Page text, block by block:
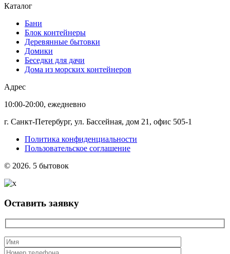
Каталог
Бани
Блок контейнеры
Деревянные бытовки
Домики
Беседки для дачи
Дома из морских контейнеров
Адрес
10:00-20:00, ежедневно
г. Санкт-Петербург, ул. Бассейная, дом 21, офис 505-1
Политика конфиденциальности
Пользовательское соглашение
© 2026. 5 бытовок
Оставить заявку